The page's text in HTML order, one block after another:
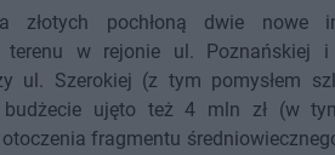
złotych pochłoną dwie
terenu w rejonie ul.
ul. Szerokiej (z tym pomysłem
budżecie ujęto też 4 mln zł (w
fragmentu